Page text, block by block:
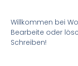
Willkommen bei
Bearbeite oder
Schreiben!